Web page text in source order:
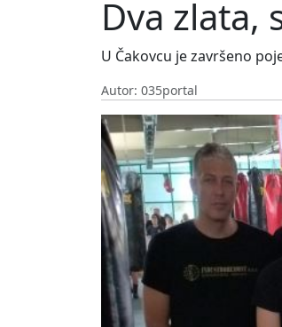
Dva zlata,
U Čakovcu je završeno
Autor: 035portal